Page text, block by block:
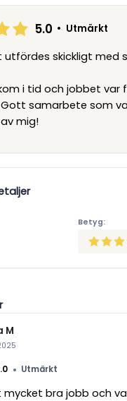
5.0 • Utmärkt
utfördes skickligt med
i tid och jobbet var
samarbete som
mig!
Betyg:
M
• Utmärkt
mycket bra jobb och